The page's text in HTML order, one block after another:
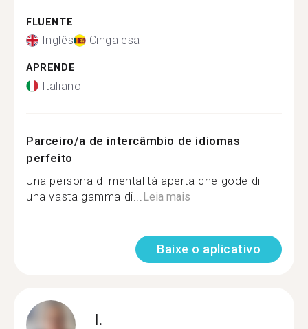
FLUENTE
Inglês Cingalesa
APRENDE
Italiano
Parceiro/a de intercâmbio de idiomas
perfeito
Una persona di mentalità aperta che gode di
una vasta gamma di... Leia mais
Baixe o aplicativo
I.